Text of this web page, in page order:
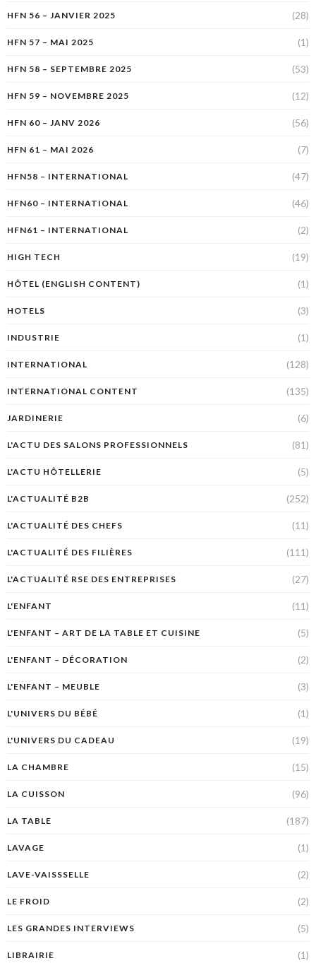
HFN 56 – JANVIER 2025 (28)
HFN 57 – MAI 2025 (1)
HFN 58 – SEPTEMBRE 2025 (53)
HFN 59 – NOVEMBRE 2025 (12)
HFN 60 – JANV 2026 (56)
HFN 61 – MAI 2026 (7)
HFN58 – INTERNATIONAL (47)
HFN60 – INTERNATIONAL (46)
HFN61 – INTERNATIONAL (2)
HIGH TECH (19)
HÔTEL (ENGLISH CONTENT) (1)
HOTELS (3)
INDUSTRIE (1)
INTERNATIONAL (128)
INTERNATIONAL CONTENT (135)
JARDINERIE (6)
L'ACTU DES SALONS PROFESSIONNELS (81)
L'ACTU HÔTELLERIE (5)
L'ACTUALITÉ B2B (252)
L'ACTUALITÉ DES CHEFS (11)
L'ACTUALITÉ DES FILIÈRES (111)
L'ACTUALITÉ RSE DES ENTREPRISES (27)
L'ENFANT (11)
L'ENFANT – ART DE LA TABLE ET CUISINE (5)
L'ENFANT – DÉCORATION (2)
L'ENFANT – MEUBLE (3)
L'UNIVERS DU BÉBÉ (1)
L'UNIVERS DU CADEAU (19)
LA CHAMBRE (15)
LA CUISSON (96)
LA TABLE (187)
LAVAGE (1)
LAVE-VAISSSELLE (2)
LE FROID (2)
LES GRANDES INTERVIEWS (5)
LIBRAIRIE (1)